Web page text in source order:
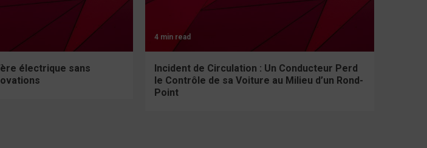
électrique sans
4 min read
Incident de Circulation : Un Conducteur Perd
le Contrôle de sa Voiture au Milieu d’un Rond-
Point